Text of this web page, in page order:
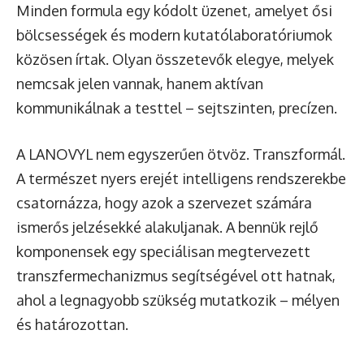
Minden formula egy kódolt üzenet, amelyet ősi
bölcsességek és modern kutatólaboratóriumok
közösen írtak. Olyan összetevők elegye, melyek
nemcsak jelen vannak, hanem aktívan
kommunikálnak a testtel – sejtszinten, precízen.
A LANOVYL nem egyszerűen ötvöz. Transzformál.
A természet nyers erejét intelligens rendszerekbe
csatornázza, hogy azok a szervezet számára
ismerős jelzésekké alakuljanak. A bennük rejlő
komponensek egy speciálisan megtervezett
transzfermechanizmus segítségével ott hatnak,
ahol a legnagyobb szükség mutatkozik – mélyen
és határozottan.